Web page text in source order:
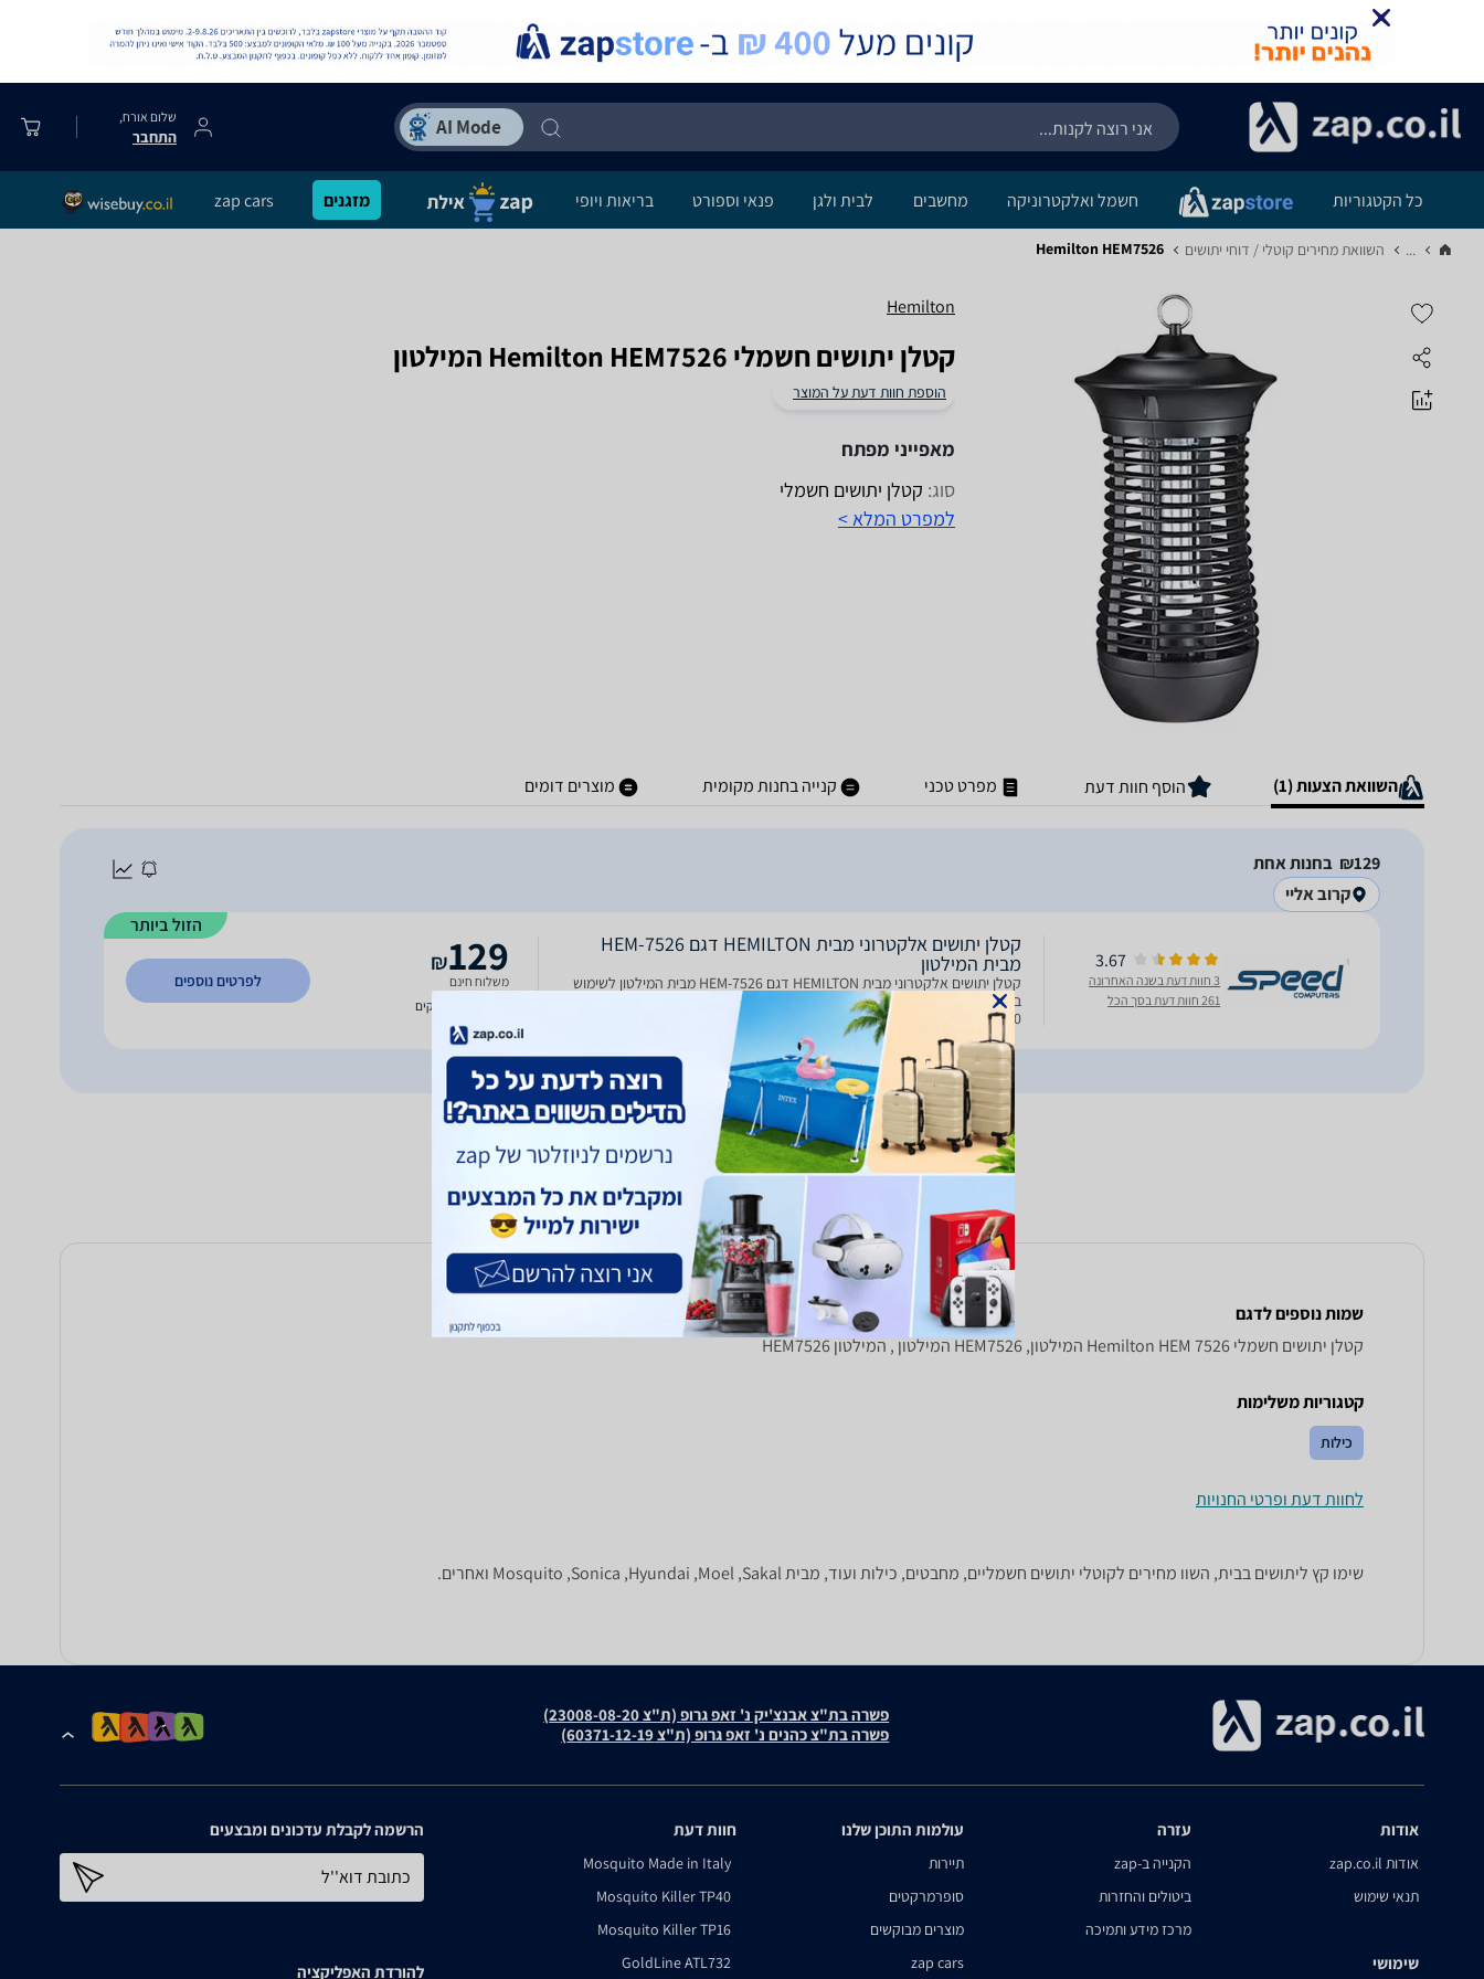
שלום אורח,
התחבר
כל הקטגוריות חשמל ואלקטרוניקה מחשבים לבית ולגן פנאי וספורט בריאות ויופי מזגנים zap cars
... השוואת מחירים קוטלי / דוחי יתושים‏ Hemilton HEM7526
Hemilton
‏קטלן יתושים חשמלי Hemilton HEM7526 המילטון
הוספת חוות דעת על המוצר
מאפייני מפתח
סוג: קטלן יתושים חשמלי
למפרט המלא >
השוואת הצעות (1) הוסף חוות דעת מפרט טכני קנייה בחנות מקומית מוצרים דומים
129‏₪
בחנות אחת
קרוב אליי
הזול ביותר
3.67
3 חוות דעת בשנה האחרונה
261 חוות דעת בסך הכל
קטלן יתושים אלקטרוני מבית HEMILTON דגם HEM-7526
מבית המילטון
קטלן יתושים אלקטרוני מבית HEMILTON דגם HEM-7526 מבית המילטון לשימוש
170x170x330 מ"מ
129
₪
משלוח חינם
לפרטים נוספים
שמות נוספים לדגם
‏קטלן יתושים חשמלי Hemilton HEM 7526 המילטון, HEM7526 המילטון , המילטון HEM7526
קטגוריות משלימות
כילות
לחוות דעת ופרטי החנויות
שימו קץ ליתושים בבית, השוו מחירים לקוטלי יתושים חשמליים, מחבטים, כילות ועוד, מבית Mosquito ,Sonica ,Hyundai ,Moel ,Sakal ואחרים.
פשרה בת"צ אבנצ'יק נ' זאפ גרופ (ת"צ 23008-08-20)
פשרה בת"צ כהנים נ' זאפ גרופ (ת"צ 60371-12-19)
אודות
אודות zap.co.il
תנאי שימוש
שימושי
עזרה
הקנייה ב-zap
ביטולים והחזרות
מרכז מידע ותמיכה
עולמות התוכן שלנו
תיירות
סופרמרקטים
מוצרים מבוקשים
zap cars
חוות דעת
Mosquito Made in Italy
Mosquito Killer TP40
Mosquito Killer TP16
GoldLine ATL732
הרשמה לקבלת עדכונים ומבצעים
כתובת דוא''ל
להורדת האפליקציה